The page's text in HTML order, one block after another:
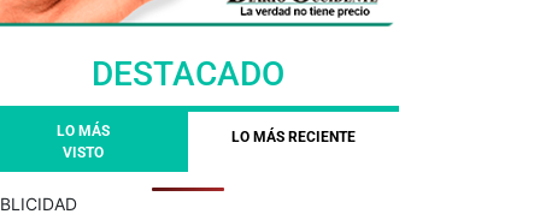
DESTACADO
LO MÁS
VISTO
LO MÁS RECIENTE